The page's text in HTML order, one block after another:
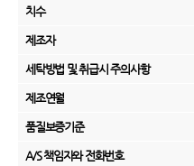
치수
제조자
세탁방법 및 취급시 주의사항
제조연월
품질보증기준
A/S 책임자와 전화번호